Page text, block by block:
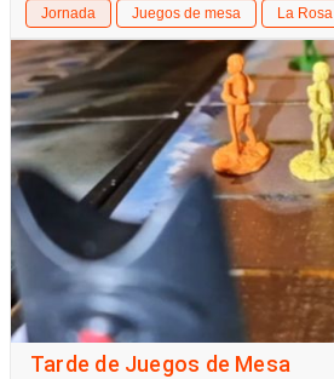
Jornada Juegos de mesa La Rosa
Tarde de Juegos de Mesa